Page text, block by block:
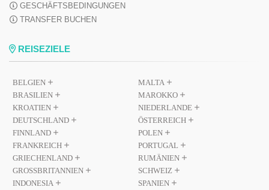
GESCHÄFTSBEDINGUNGEN
TRANSFER BUCHEN
REISEZIELE
BELGIEN
BRASILIEN
KROATIEN
DEUTSCHLAND
FINNLAND
FRANKREICH
GRIECHENLAND
GROSSBRITANNIEN
INDONESIA
MALTA
MAROKKO
NIEDERLANDE
ÖSTERREICH
POLEN
PORTUGAL
RUMÄNIEN
SCHWEIZ
SPANIEN